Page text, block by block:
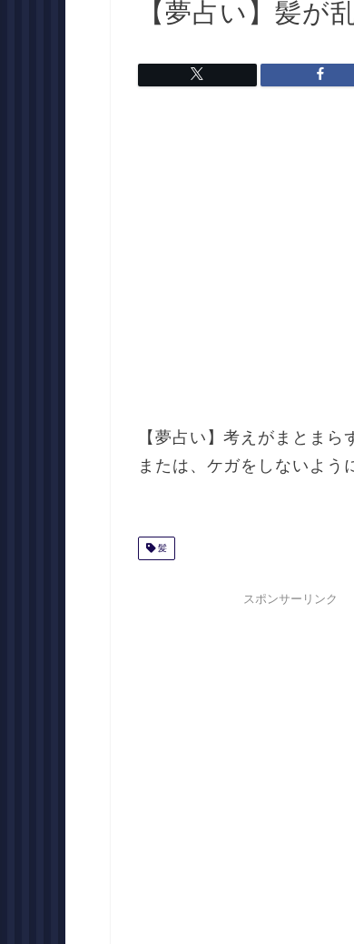
【夢占い】髪が
【夢占い】考えがまとま
または、ケガをしないよう
髪
スポンサーリンク